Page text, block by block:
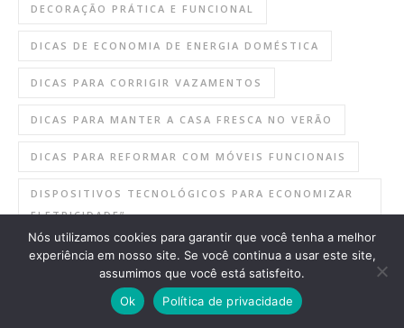
DECORAÇÃO PRÁTICA E FUNCIONAL
DICAS DE ECONOMIA DE ENERGIA DOMÉSTICA
DICAS PARA CORRIGIR VAZAMENTOS
DICAS PARA MANTER A CASA FRESCA NO VERÃO
DICAS PARA REFORMAR COM MÓVEIS FUNCIONAIS
DISPOSITIVOS TECNOLÓGICOS PARA ECONOMIZAR
ELETRICIDADE”
ECONOMIA DE ENERGIA
ECONOMIA DE ENERGIA EM HORÁRIOS DE PICO
Nós utilizamos cookies para garantir que você tenha a melhor
experiência em nosso site. Se você continua a usar este site,
assumimos que você está satisfeito.
Ok
Política de privacidade